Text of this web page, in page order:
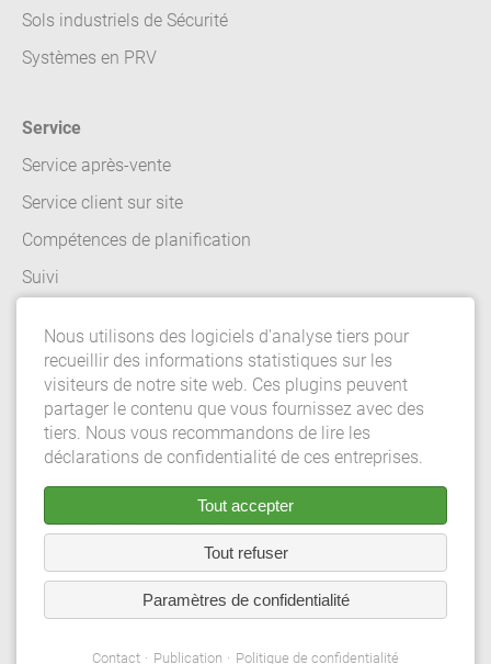
Sols industriels de Sécurité
Systèmes en PRV
Service
Service après-vente
Service client sur site
Compétences de planification
Suivi
Whistleblowing
Équipe de vente
Conditions generales de vente
Publication
Politique de confidentialité
Paramètres de confidentialité
Nous utilisons des logiciels d'analyse tiers pour
recueillir des informations statistiques sur les
visiteurs de notre site web. Ces plugins peuvent
partager le contenu que vous fournissez avec des
tiers. Nous vous recommandons de lire les
déclarations de confidentialité de ces entreprises.
Tout accepter
Tout refuser
Paramètres de confidentialité
Contact Publication Politique de confidentialité